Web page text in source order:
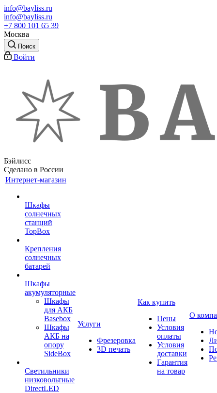
info@bayliss.ru
info@bayliss.ru
+7 800 101 65 39
Москва
Поиск
Войти
Бэйлисс
Сделано в России
Интернет-магазин
Шкафы
солнечных
станций
TopBox
Крепления
солнечных
батарей
Шкафы
акумуляторные
Шкафы
для АКБ
Basebox
Шкафы
АКБ на
опору
SideBox
Светильники
низковольтные
DirectLED
Услуги
Фрезеровка
3D печать
Как купить
Цены
Условия
оплаты
Условия
доставки
Гарантия
на товар
О